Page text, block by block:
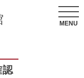
MENU
認